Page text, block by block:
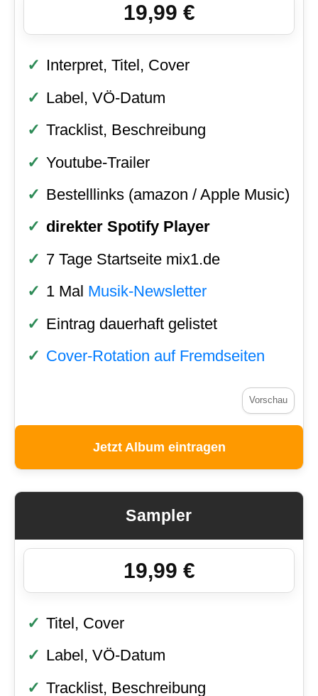
Vorschau
19,99 €
Interpret, Titel, Cover
Label, VÖ-Datum
Tracklist, Beschreibung
Youtube-Trailer
Bestelllinks (amazon / Apple Music)
direkter Spotify Player
7 Tage Startseite mix1.de
1 Mal Musik-Newsletter
Eintrag dauerhaft gelistet
Cover-Rotation auf Fremdseiten
Jetzt Album eintragen
Sampler
19,99 €
Titel, Cover
Label, VÖ-Datum
Tracklist, Beschreibung